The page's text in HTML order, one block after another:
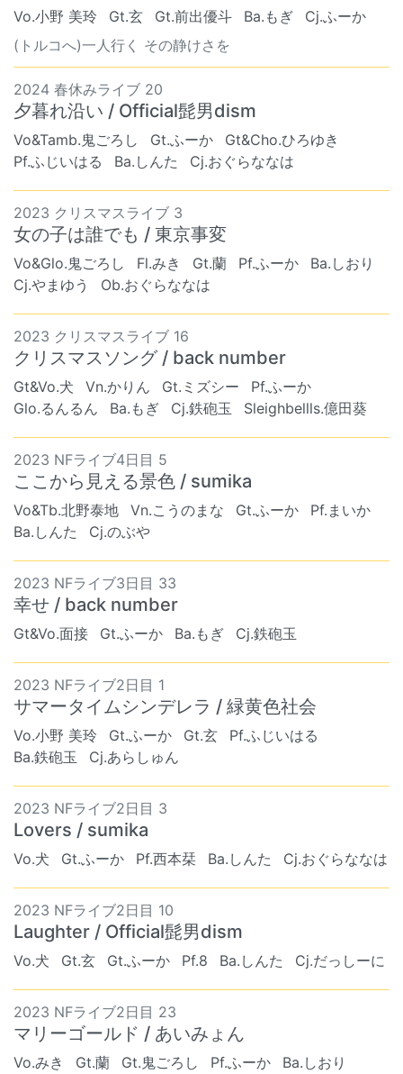
Vo.小野 美玲 Gt.玄 Gt.前出優斗 Ba.もぎ
Cj.ふーか
(トルコへ)一人行く その静けさを
2024 春休みライブ 20
夕暮れ沿い / Official髭男dism
Vo&Tamb.鬼ごろし Gt.ふーか
Gt&Cho.ひろゆき
Pf.ふじいはる
Ba.しんた Cj.おぐらななは
2023 クリスマスライブ 3
女の子は誰でも / 東京事変
Vo&Glo.鬼ごろし Fl.みき Gt.蘭 Pf.ふーか
Ba.しおり
Cj.やまゆう
Ob.おぐらななは
2023 クリスマスライブ 16
クリスマスソング / back number
Gt&Vo.犬 Vn.かりん Gt.ミズシー
Pf.ふーか
Glo.るんるん
Ba.もぎ Cj.鉄砲玉 Sleighbellls.億田葵
2023 NFライブ4日目 5
ここから見える景色 / sumika
Vo&Tb.北野泰地 Vn.こうのまな Gt.ふーか
Pf.まいか
Ba.しんた
Cj.のぶや
2023 NFライブ3日目 33
幸せ / back number
Gt&Vo.面接 Gt.ふーか Ba.もぎ Cj.鉄砲玉
2023 NFライブ2日目 1
サマータイムシンデレラ / 緑黄色社会
Vo.小野 美玲 Gt.ふーか Gt.玄
Pf.ふじいはる
Ba.鉄砲玉
Cj.あらしゅん
2023 NFライブ2日目 3
Lovers / sumika
Vo.犬 Gt.ふーか Pf.西本栞 Ba.しんた Cj.おぐらななは
2023 NFライブ2日目 10
Laughter / Official髭男dism
Vo.犬 Gt.玄 Gt.ふーか Pf.8 Ba.しんた Cj.だっしーに
2023 NFライブ2日目 23
マリーゴールド / あいみょん
Vo.みき Gt.蘭 Gt.鬼ごろし Pf.ふーか
Ba.しおり